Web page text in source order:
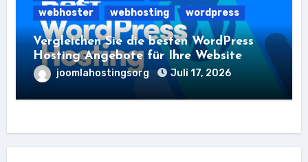
webhoster
webhosting wordpress
Vergleichen Sie die besten WordPress
Hosting Angebote für Ihre Website
joomlahostingsorg Juli 17, 2026